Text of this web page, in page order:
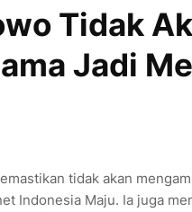
Tidak
Jadi
tidak akan
Indonesia Maju. Ia juga